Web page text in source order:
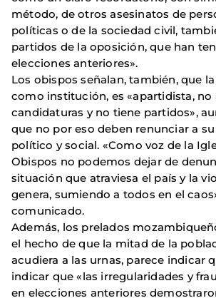
método, de otros asesinatos de
políticas o de la sociedad civil,
partidos de la oposición, que han
elecciones anteriores».
Los obispos señalan, también, que
como institución, es «apartidista, no
candidaturas y no tiene partidos»,
que no por eso deben renunciar a
político y social. «Como voz de la
Obispos no podemos dejar de
situación que atraviesa el país y la
genera, sumiendo a todos en el
comunicado.
Además, los prelados
el hecho de que la mitad de la
acudiera a las urnas, parece indicar
indicar que «las irregularidades y
en elecciones anteriores